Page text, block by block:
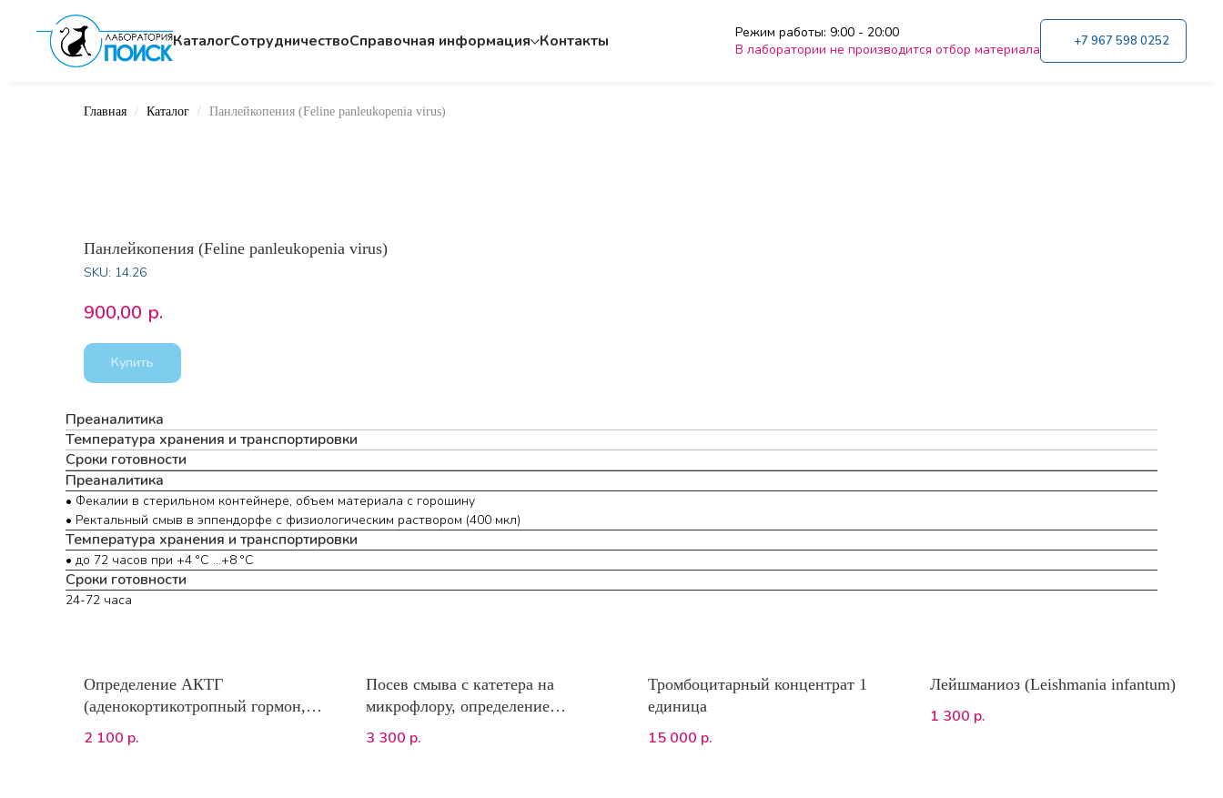
КаталогСотрудничествоCправочная информация Контакты
Режим работы: 9:00 - 20:00
В лаборатории не производится отбор материала
+7 967 598 0252
Главная Каталог Панлейкопения (Feline panleukopenia virus)
Панлейкопения (Feline panleukopenia virus)
SKU: 14.26
900,00 р.
Купить
Преаналитика
Температура хранения и транспортировки
Сроки готовности
Преаналитика
• Фекалии в стерильном контейнере, объем материала с горошину
• Ректальный смыв в эппендорфе с физиологическим раствором (400 мкл)
Температура хранения и транспортировки
• до 72 часов при +4 °С ...+8 °С
Сроки готовности
24-72 часа
Определение АКТГ
(аденокортикотропный гормон,
ИХЛА)
2 100 р.
Посев смыва с катетера на
микрофлору, определение
чувствительности к
антимикробным препаратам
3 300 р.
Тромбоцитарный концентрат 1
единица
15 000 р.
Лейшманиоз (Leishmania infantum)
1 300 р.